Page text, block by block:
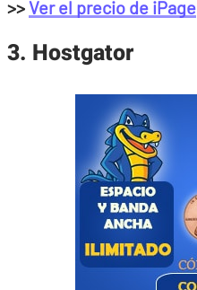
>>Ver el precio de iPage
3. Hostgator